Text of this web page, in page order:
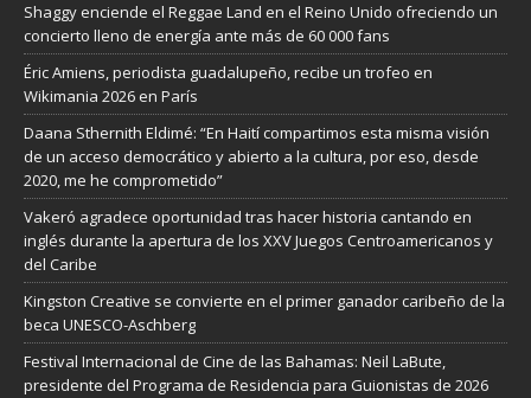
Shaggy enciende el Reggae Land en el Reino Unido ofreciendo un
concierto lleno de energía ante más de 60 000 fans
Éric Amiens, periodista guadalupeño, recibe un trofeo en
Wikimania 2026 en París
Daana Sthernith Eldimé: “En Haití compartimos esta misma visión
de un acceso democrático y abierto a la cultura, por eso, desde
2020, me he comprometido”
Vakeró agradece oportunidad tras hacer historia cantando en
inglés durante la apertura de los XXV Juegos Centroamericanos y
del Caribe
Kingston Creative se convierte en el primer ganador caribeño de la
beca UNESCO-Aschberg
Festival Internacional de Cine de las Bahamas: Neil LaBute,
presidente del Programa de Residencia para Guionistas de 2026